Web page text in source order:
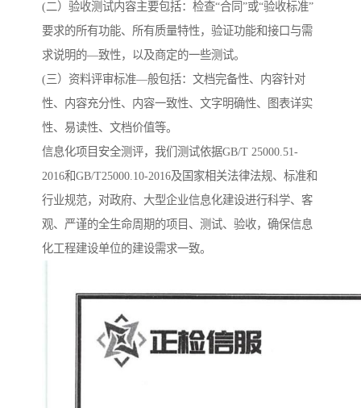
(二）验收测试内容主要包括：检查“合同”或“验收标准”
要求的所有功能、所有质量特性，验证功能和接口与需
求说明的—致性，以及商定的一些测试。
(三）资料评审标准—般包括：文档完备性、内容针对
性、内容充分性、内容一致性、文字明确性、图表详实
性、易读性、文档价值等。
信息化项目安全测评，我们测试依据GB/T 25000.51-
2016和GB/T25000.10-2016及国家相关法律法规、标准和
行业规范，对政府、大型企业信息化建设进行科学、客
观、严谨的全生命周期的项目、测试、验收，确保信息
化工程建设单位的建设需求一致。